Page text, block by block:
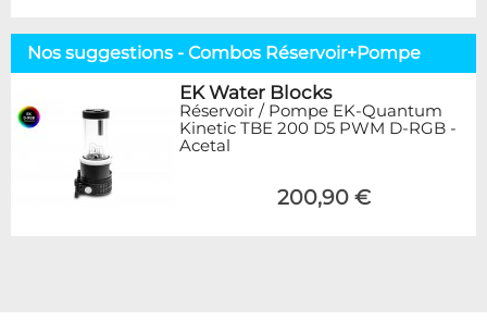
Nos suggestions - Combos Réservoir+Pompe
EK Water Blocks
Réservoir / Pompe EK-Quantum
Kinetic TBE 200 D5 PWM D-RGB -
Acetal
200,90 €